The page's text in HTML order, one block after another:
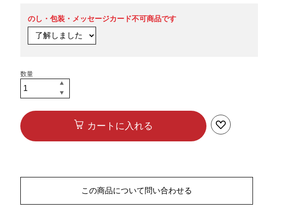
のし・包装・メッセージカード不可商品です
カートに入れる
この商品について問い合わせる